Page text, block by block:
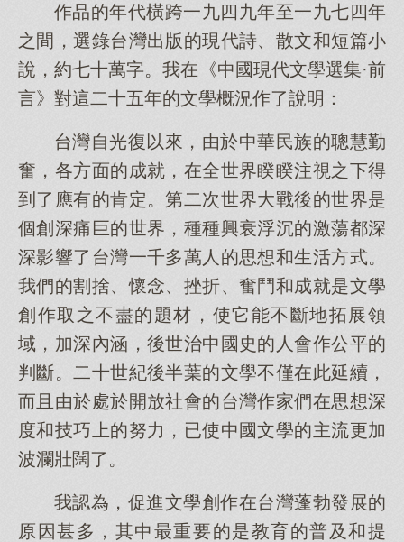
作品的年代橫跨一九四九年至一九七四年
之間，選錄台灣出版的現代詩、散文和短篇小
說，約七十萬字。我在《中國現代文學選集·前
言》對這二十五年的文學概況作了說明：
台灣自光復以來，由於中華民族的聰慧勤
奮，各方面的成就，在全世界睽睽注視之下得
到了應有的肯定。第二次世界大戰後的世界是
個創深痛巨的世界，種種興衰浮沉的激蕩都深
深影響了台灣一千多萬人的思想和生活方式。
我們的割捨、懷念、挫折、奮鬥和成就是文學
創作取之不盡的題材，使它能不斷地拓展領
域，加深內涵，後世治中國史的人會作公平的
判斷。二十世紀後半葉的文學不僅在此延續，
而且由於處於開放社會的台灣作家們在思想深
度和技巧上的努力，已使中國文學的主流更加
波瀾壯闊了。
我認為，促進文學創作在台灣蓬勃發展的
原因甚多，其中最重要的是教育的普及和提